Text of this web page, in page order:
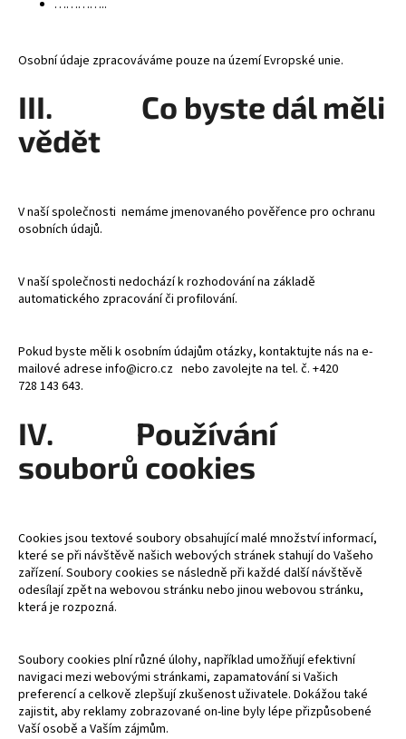
…………..
Osobní údaje zpracováváme pouze na území Evropské unie.
III. Co byste dál měli
vědět
V naší společnosti nemáme jmenovaného pověřence pro ochranu
osobních údajů.
V naší společnosti nedochází k rozhodování na základě
automatického zpracování či profilování.
Pokud byste měli k osobním údajům otázky, kontaktujte nás na e-
mailové adrese info@icro.cz nebo zavolejte na tel. č. +420
728 143 643.
IV. Používání
souborů cookies
Cookies jsou textové soubory obsahující malé množství informací,
které se při návštěvě našich webových stránek stahují do Vašeho
zařízení. Soubory cookies se následně při každé další návštěvě
odesílají zpět na webovou stránku nebo jinou webovou stránku,
která je rozpozná.
Soubory cookies plní různé úlohy, například umožňují efektivní
navigaci mezi webovými stránkami, zapamatování si Vašich
preferencí a celkově zlepšují zkušenost uživatele. Dokážou také
zajistit, aby reklamy zobrazované on-line byly lépe přizpůsobené
Vaší osobě a Vaším zájmům.